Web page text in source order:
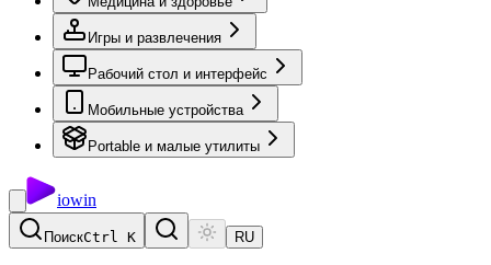
Игры и развлечения
Рабочий стол и интерфейс
Мобильные устройства
Portable и малые утилиты
iowin
ПоискCtrl K RU